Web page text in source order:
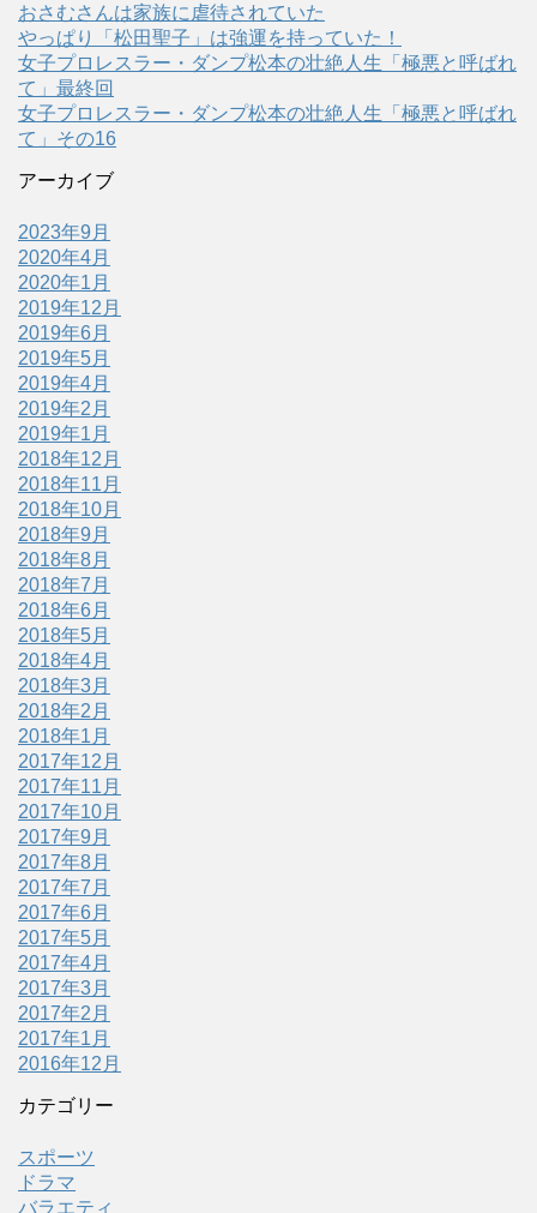
おさむさんは家族に虐待されていた
やっぱり「松田聖子」は強運を持っていた！
女子プロレスラー・ダンプ松本の壮絶人生「極悪と呼ばれ
て」最終回
女子プロレスラー・ダンプ松本の壮絶人生「極悪と呼ばれ
て」その16
アーカイブ
2023年9月
2020年4月
2020年1月
2019年12月
2019年6月
2019年5月
2019年4月
2019年2月
2019年1月
2018年12月
2018年11月
2018年10月
2018年9月
2018年8月
2018年7月
2018年6月
2018年5月
2018年4月
2018年3月
2018年2月
2018年1月
2017年12月
2017年11月
2017年10月
2017年9月
2017年8月
2017年7月
2017年6月
2017年5月
2017年4月
2017年3月
2017年2月
2017年1月
2016年12月
カテゴリー
スポーツ
ドラマ
バラエティ